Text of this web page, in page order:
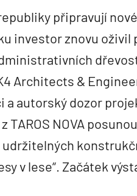
připravují
investor znovu oživil
Architects &
a autorský dozor
TAROS NOVA
udržitelných
v lese“. Začátek